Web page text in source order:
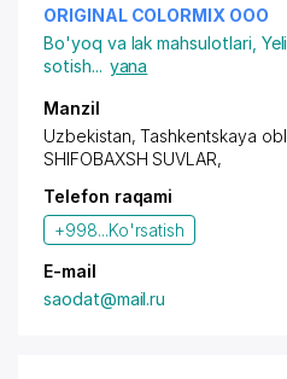
ORIGINAL COLORMIX OOO
Bo'yoq va lak mahsulotlari
sotish... yana
Manzil
Uzbekistan, Tashkentskaya
SHIFOBAXSH SUVLAR,
Telefon raqami
+998...Ko'rsatish
E-mail
saodat@mail.ru